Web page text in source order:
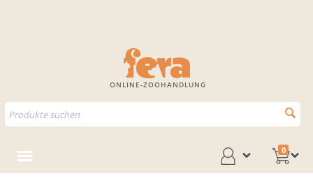
ONLINE-ZOOHANDLUNG
0